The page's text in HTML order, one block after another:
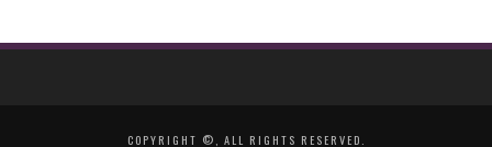
COPYRIGHT ©, ALL RIGHTS RESERVED.